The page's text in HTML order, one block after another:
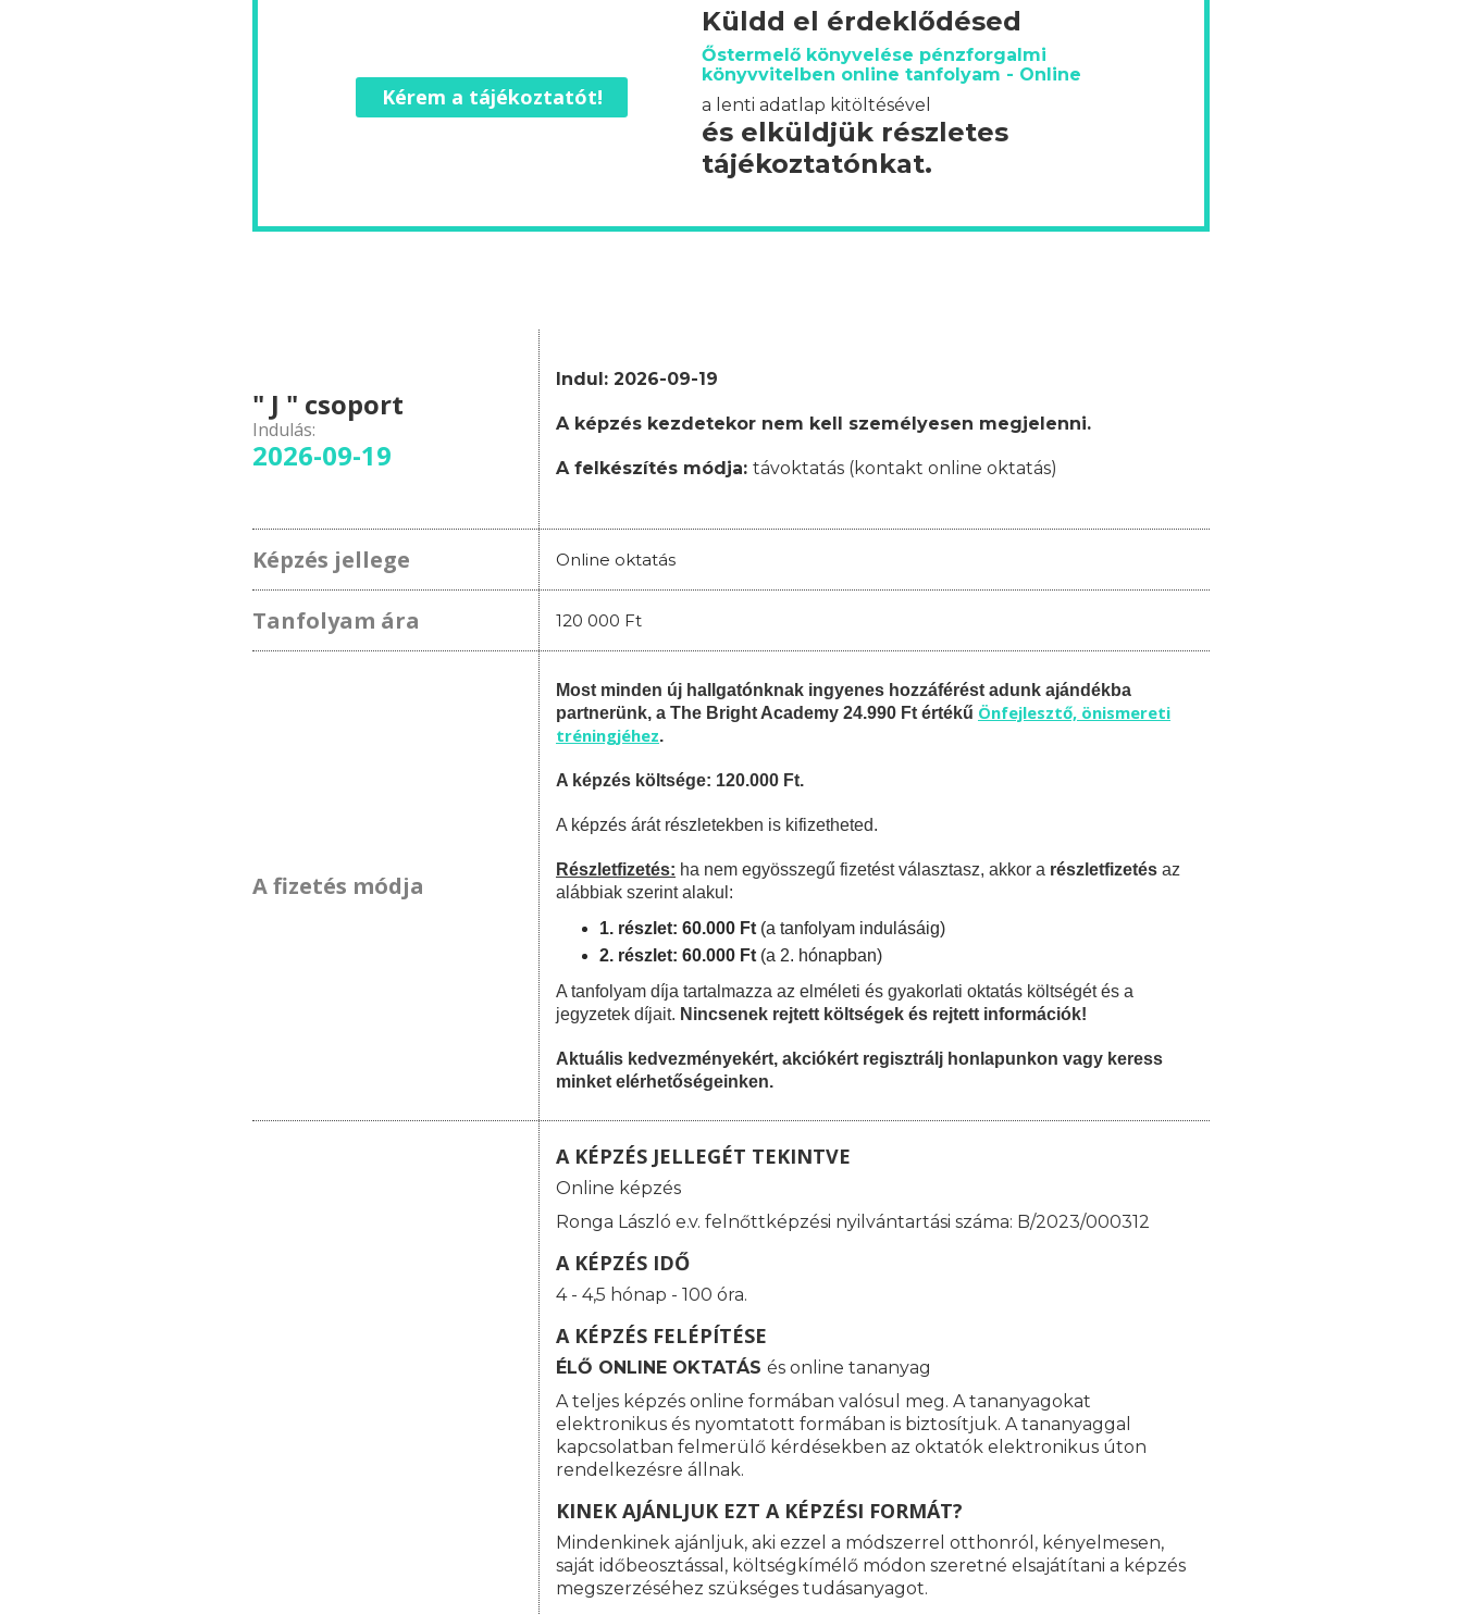
Kérem a tájékoztatót!
Küldd el érdeklődésed
Őstermelő könyvelése pénzforgalmi
könyvvitelben online tanfolyam - Online
a lenti adatlap kitöltésével
és elküldjük részletes
tájékoztatónkat.
" J " csoport
Indulás:
2026-09-19
Indul: 2026-09-19
A képzés kezdetekor nem kell személyesen megjelenni.
A felkészítés módja: távoktatás (kontakt online oktatás)
Képzés jellege Online oktatás
Tanfolyam ára 120 000 Ft
A fizetés módja
Most minden új hallgatónknak ingyenes hozzáférést adunk ajándékba
partnerünk, a The Bright Academy 24.990 Ft értékű Önfejlesztő, önismereti
tréningjéhez.
A képzés költsége: 120.000 Ft.
A képzés árát részletekben is kifizetheted.
Részletfizetés: ha nem egyösszegű fizetést választasz, akkor a részletfizetés az
alábbiak szerint alakul:
1. részlet: 60.000 Ft (a tanfolyam indulásáig)
2. részl et: 60.000 Ft (a 2. hónapban)
A tanfolyam díja tartalmazza az elméleti és gyakorlati oktatás költségét és a
jegyzetek díjait. Nincsenek rejtett költségek és rejtett információk!
Aktuális kedvezményekért, akciókért regisztrálj honlapunkon vagy keress
minket elérhetőségeinken.
A KÉPZÉS JELLEGÉT TEKINTVE
Online képzés
Ronga László e.v. felnőttképzési nyilvántartási száma: B/2023/000312
A KÉPZÉS IDŐ
4 - 4,5 hónap - 100 óra.
A KÉPZÉS FELÉPÍTÉSE
ÉLŐ ONLINE OKTATÁS és online tananyag
A teljes képzés online formában valósul meg. A tananyagokat
elektronikus és nyomtatott formában is biztosítjuk. A tananyaggal
kapcsolatban felmerülő kérdésekben az oktatók elektronikus úton
rendelkezésre állnak.
KINEK AJÁNLJUK EZT A KÉPZÉSI FORMÁT?
Mindenkinek ajánljuk, aki ezzel a módszerrel otthonról, kényelmesen,
saját időbeosztással, költségkímélő módon szeretné elsajátítani a képzés
megszerzéséhez szükséges tudásanyagot.